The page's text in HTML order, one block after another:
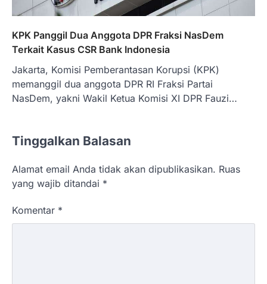
KPK Panggil Dua Anggota DPR Fraksi NasDem
Terkait Kasus CSR Bank Indonesia
Jakarta, Komisi Pemberantasan Korupsi (KPK)
memanggil dua anggota DPR RI Fraksi Partai
NasDem, yakni Wakil Ketua Komisi XI DPR Fauzi…
Tinggalkan Balasan
Alamat email Anda tidak akan dipublikasikan. Ruas
yang wajib ditandai *
Komentar *